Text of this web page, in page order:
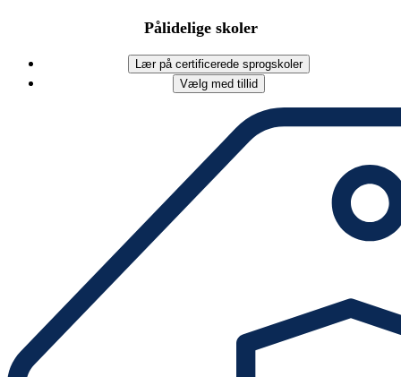
Pålidelige skoler
Lær på certificerede sprogskoler
Vælg med tillid